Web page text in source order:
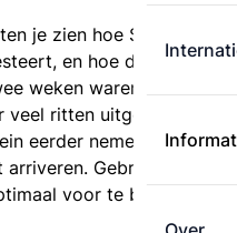
je zien hoe Sprinter
en hoe de
weken waren. Is deze
ritten uitgevallen?
eerder nemen als je
Gebruik de
voor te bereiden.